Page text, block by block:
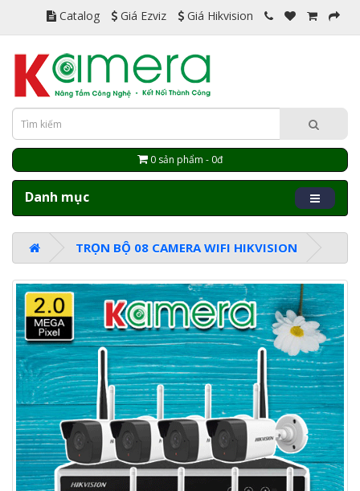
Catalog Giá Ezviz Giá Hikvision
0 sản phẩm - 0đ
Danh mục
TRỌN BỘ 08 CAMERA WIFI HIKVISION